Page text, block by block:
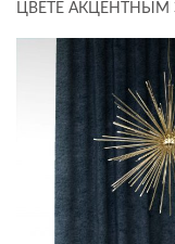
ЦВЕТЕ АКЦЕНТНЫМ